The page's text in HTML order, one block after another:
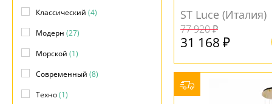
ST Luce (Италия)
77 920 ₽
31 168 ₽
Классический (4)
Модерн (27)
Морской (1)
Современный (8)
Техно(1)